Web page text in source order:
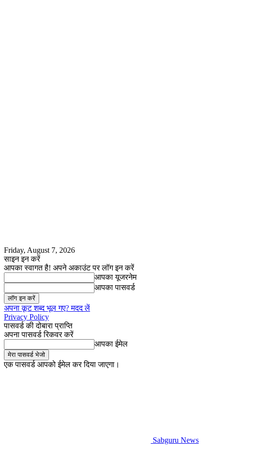
Friday, August 7, 2026
साइन इन करें
आपका स्वागत है! अपने अकाउंट पर लॉग इन करें
आपका यूजरनेम
आपका पासवर्ड
अपना कूट शब्द भूल गए? मदद लें
Privacy Policy
पासवर्ड की दोबारा प्राप्ति
अपना पासवर्ड रिकवर करें
आपका ईमेल
एक पासवर्ड आपको ईमेल कर दिया जाएगा।
Sabguru News